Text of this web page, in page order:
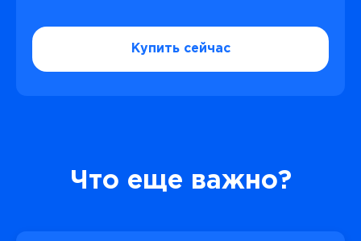
Купить сейчас
Что еще важно?